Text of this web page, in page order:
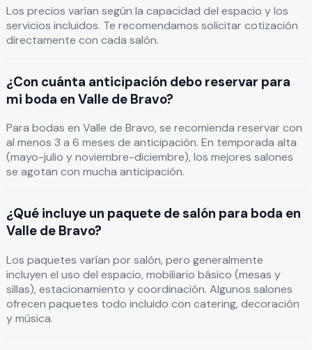
Los precios varían según la capacidad del espacio y los
servicios incluidos. Te recomendamos solicitar cotización
directamente con cada salón.
¿Con cuánta anticipación debo reservar para
mi boda en Valle de Bravo?
Para bodas en Valle de Bravo, se recomienda reservar con
al menos 3 a 6 meses de anticipación. En temporada alta
(mayo-julio y noviembre-diciembre), los mejores salones
se agotan con mucha anticipación.
¿Qué incluye un paquete de salón para boda en
Valle de Bravo?
Los paquetes varían por salón, pero generalmente
incluyen el uso del espacio, mobiliario básico (mesas y
sillas), estacionamiento y coordinación. Algunos salones
ofrecen paquetes todo incluido con catering, decoración
y música.